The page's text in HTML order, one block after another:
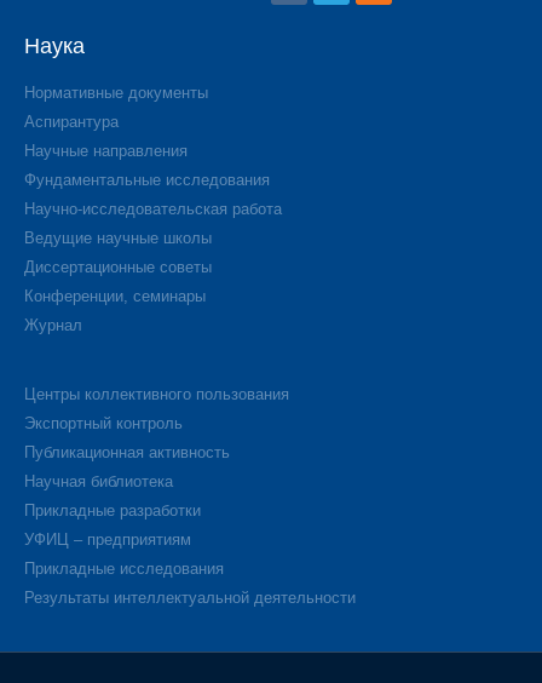
Наука
Нормативные документы
Аспирантура
Научные направления
Фундаментальные исследования
Научно-исследовательская работа
Ведущие научные школы
Диссертационные советы
Конференции, семинары
Журнал
Центры коллективного пользования
Экспортный контроль
Публикационная активность
Научная библиотека
Прикладные разработки
УФИЦ – предприятиям
Прикладные исследования
Результаты интеллектуальной деятельности